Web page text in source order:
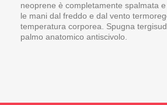
neoprene è completamente spalmata
le mani dal freddo e dal vento
temperatura corporea. Spugna
palmo anatomico antiscivolo.